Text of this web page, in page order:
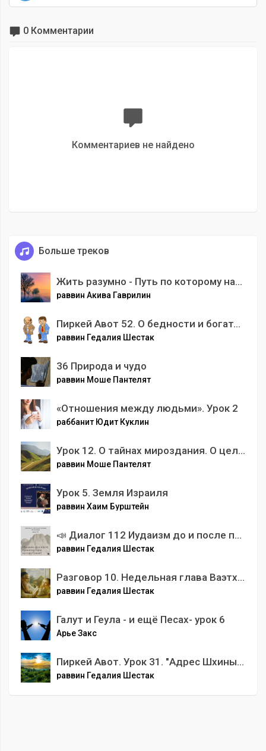
0 Комментарии
Комментариев не найдено
Больше треков
Жить разумно - Путь по которому нас ведут
раввин Акива Гаврилин
Пиркей Авот 52. О бедности и богатстве. Глава IV. Мишна 8-9
раввин Гедалия Шестак
36 Природа и чудо
раввин Моше Пантелят
«Отношения между людьми». Урок 2
раббанит Юдит Куклин
Урок 12. О тайнах мироздания. О цели Творения
раввин Моше Пантелят
Урок 5. Земля Израиля
раввин Хаим Бурштейн
📣 Диалог 112 Иудаизм до и после принятия Торы на горе Синай
раввин Гедалия Шестак
Разговор 10. Недельная глава Ваэтханан. Мудрость одного слова.
раввин Гедалия Шестак
Галут и Геула - и ещё Песах- урок 6
Арье Закс
Пиркей Авот. Урок 31. "Адрес Шхины не подскажете ?"
раввин Гедалия Шестак